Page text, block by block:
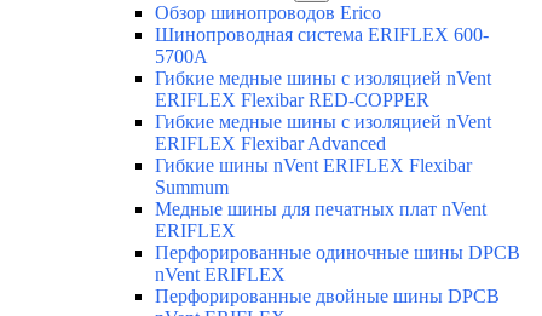
Обзор шинопроводов Erico
Шинопроводная система ERIFLEX 600-
5700A
Гибкие медные шины с изоляцией nVent
ERIFLEX Flexibar RED-COPPER
Гибкие медные шины с изоляцией nVent
ERIFLEX Flexibar Advanced
Гибкие шины nVent ERIFLEX Flexibar
Summum
Медные шины для печатных плат nVent
ERIFLEX
Перфорированные одиночные шины DPCB
nVent ERIFLEX
Перфорированные двойные шины DPCB